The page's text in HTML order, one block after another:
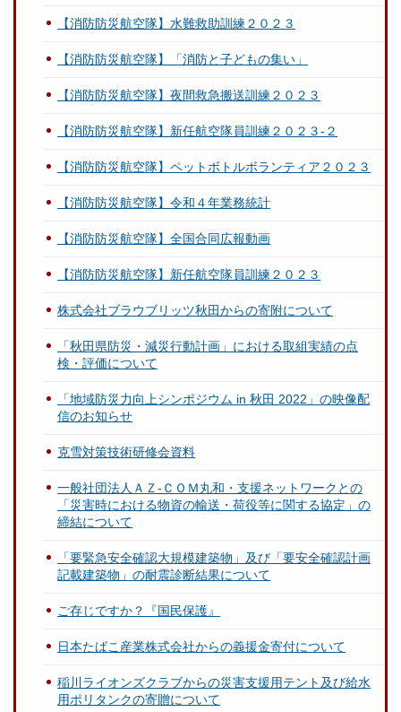
【消防防災航空隊】水難救助訓練２０２３
【消防防災航空隊】「消防と子どもの集い」
【消防防災航空隊】夜間救急搬送訓練２０２３
【消防防災航空隊】新任航空隊員訓練２０２３-２
【消防防災航空隊】ペットボトルボランティア２０２３
【消防防災航空隊】令和４年業務統計
【消防防災航空隊】全国合同広報動画
【消防防災航空隊】新任航空隊員訓練２０２３
株式会社ブラウブリッツ秋田からの寄附について
「秋田県防災・減災行動計画」における取組実績の点
検・評価について
「地域防災力向上シンポジウム in 秋田 2022」の映像配
信のお知らせ
克雪対策技術研修会資料
一般社団法人ＡＺ-ＣＯＭ丸和・支援ネットワークとの
「災害時における物資の輸送・荷役等に関する協定」の
締結について
「要緊急安全確認大規模建築物」及び「要安全確認計画
記載建築物」の耐震診断結果について
ご存じですか？『国民保護』
日本たばこ産業株式会社からの義援金寄付について
稲川ライオンズクラブからの災害支援用テント及び給水
用ポリタンクの寄贈について